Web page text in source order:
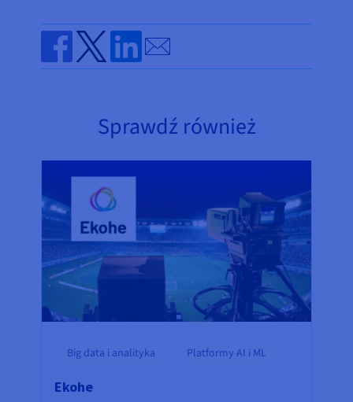
Share on Facebook
Share on Twitter
Share on Linkedin
Send by email
Sprawdź również
Big data i analityka Platformy AI i ML
Ekohe